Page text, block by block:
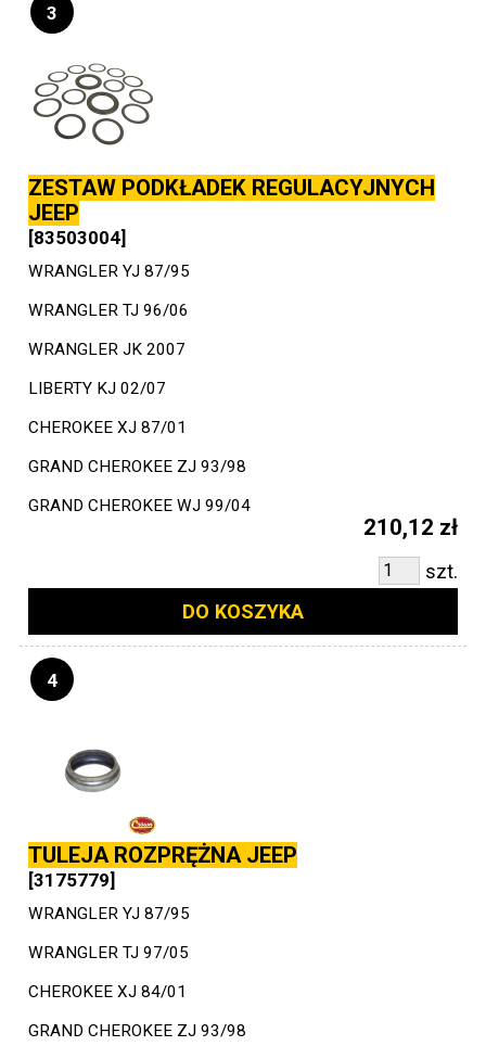
3
ZESTAW PODKŁADEK REGULACYJNYCH
JEEP
[83503004]
WRANGLER YJ 87/95
WRANGLER TJ 96/06
WRANGLER JK 2007
LIBERTY KJ 02/07
CHEROKEE XJ 87/01
GRAND CHEROKEE ZJ 93/98
GRAND CHEROKEE WJ 99/04
210,12 zł
szt.
DO KOSZYKA
4
TULEJA ROZPRĘŻNA JEEP
[3175779]
WRANGLER YJ 87/95
WRANGLER TJ 97/05
CHEROKEE XJ 84/01
GRAND CHEROKEE ZJ 93/98